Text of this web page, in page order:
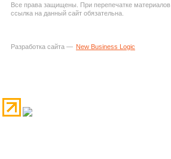
Все права защищены. При перепечатке материалов
ссылка на данный сайт обязательна.
Разработка сайта — New Business Logic